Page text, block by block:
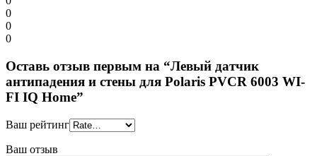
0
0
0
Оставь отзыв первым на “Левый датчик
антипадения и стены для Polaris PVCR 6003 WI-
FI IQ Home”
Ваш рейтинг
Ваш отзыв